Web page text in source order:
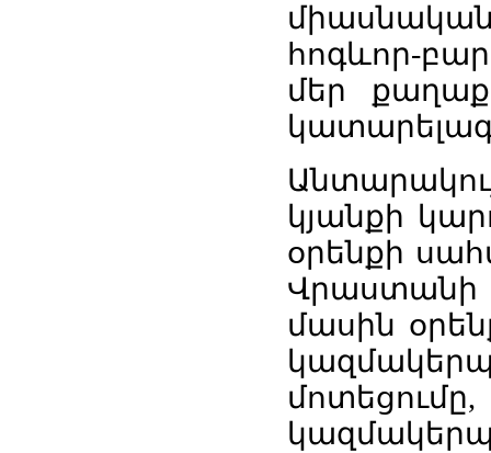
միասնական
հոգևոր-
մեր
կյանքի
օրենքի
Վրաստանի
մասին